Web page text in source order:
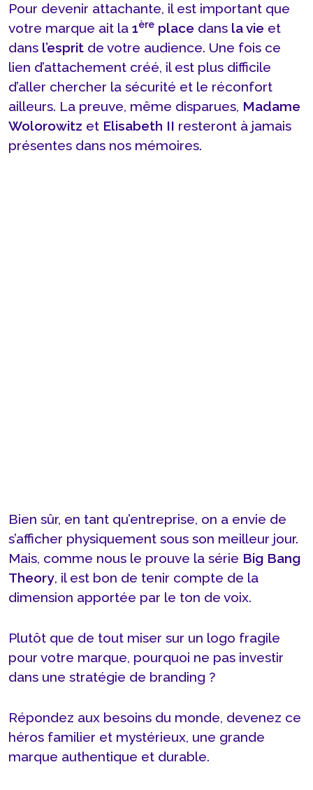
Pour devenir attachante, il est important que
votre marque ait la 1ère place dans la vie et
dans l’esprit de votre audience. Une fois ce
lien d’attachement créé, il est plus difficile
d’aller chercher la sécurité et le réconfort
ailleurs. La preuve, même disparues, Madame
Wolorowitz et Elisabeth II resteront à jamais
présentes dans nos mémoires.
Bien sûr, en tant qu’entreprise, on a envie de
s’afficher physiquement sous son meilleur jour.
Mais, comme nous le prouve la série Big Bang
Theory, il est bon de tenir compte de la
dimension apportée par le ton de voix.
Plutôt que de tout miser sur un logo fragile
pour votre marque, pourquoi ne pas investir
dans une stratégie de branding ?
Répondez aux besoins du monde, devenez ce
héros familier et mystérieux, une grande
marque authentique et durable.